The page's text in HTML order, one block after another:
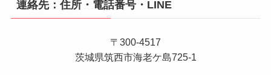
連絡先：住所・電話番号・LINE
〒300-4517
茨城県筑西市海老ケ島725-1